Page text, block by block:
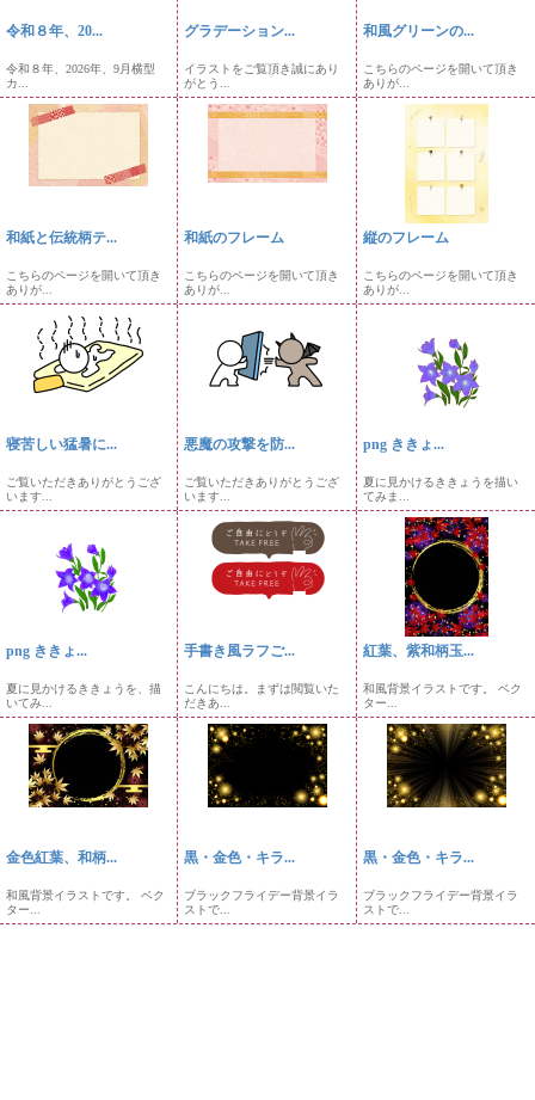
令和８年、20...
令和８年、2026年、9月横型
カ...
グラデーション...
イラストをご覧頂き誠にあり
がとう...
和風グリーンの...
こちらのページを開いて頂き
ありが...
和紙と伝統柄テ...
こちらのページを開いて頂き
ありが...
和紙のフレーム
こちらのページを開いて頂き
ありが...
縦のフレーム
こちらのページを開いて頂き
ありが...
寝苦しい猛暑に...
ご覧いただきありがとうござ
います...
悪魔の攻撃を防...
ご覧いただきありがとうござ
います...
png ききょ...
夏に見かけるききょうを描い
てみま...
png ききょ...
夏に見かけるききょうを、描
いてみ...
手書き風ラフご...
こんにちは。まずは閲覧いた
だきあ...
紅葉、紫和柄玉...
和風背景イラストです。 ベク
ター...
金色紅葉、和柄...
和風背景イラストです。 ベク
ター...
黒・金色・キラ...
ブラックフライデー背景イラ
ストで...
黒・金色・キラ...
ブラックフライデー背景イラ
ストで...